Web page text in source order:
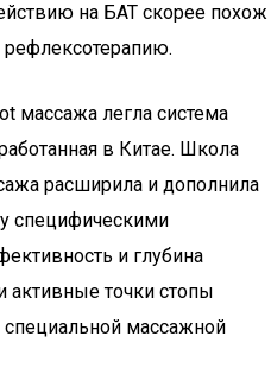
на БАТ скорее похож
массажа легла система
в Китае. Школа
расширила и дополнила
специфическими
и глубина
активные точки стопы
массажной